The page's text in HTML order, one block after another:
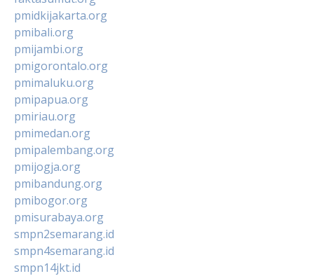
pmidkijakarta.org
pmibali.org
pmijambi.org
pmigorontalo.org
pmimaluku.org
pmipapua.org
pmiriau.org
pmimedan.org
pmipalembang.org
pmijogja.org
pmibandung.org
pmibogor.org
pmisurabaya.org
smpn2semarang.id
smpn4semarang.id
smpn14jkt.id